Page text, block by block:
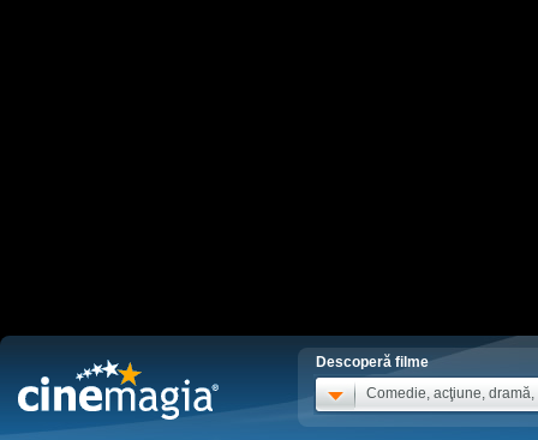
Descoperă filme
Comedie, acţiune, dramă,